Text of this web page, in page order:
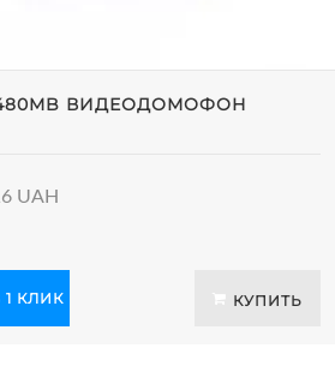
480MB ВИДЕОДОМОФОН
UAH
КЛИК КУПИТЬ